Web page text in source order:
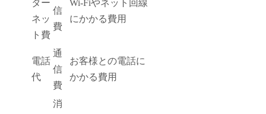
ター
ネッ
ト費
信
費
Wi-Fiやネット回線
にかかる費用
電話
代
通
信
費
お客様との電話に
かかる費用
消